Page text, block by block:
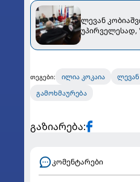
ლევან
უპირველესად,
თეგები: ილია კოკაია
გამოხმაურება
გაზიარება:
კომენტარები